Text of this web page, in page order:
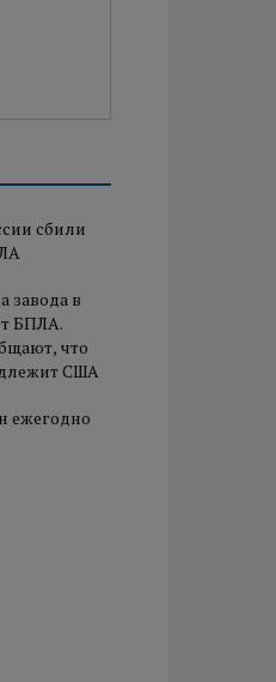
сбили
завода в
БПЛА.
что
США
ежегодно